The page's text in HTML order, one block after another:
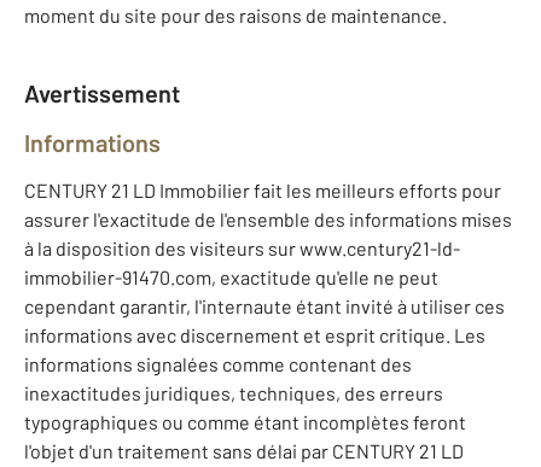
moment du site pour des raisons de maintenance.
Avertissement
Informations
CENTURY 21 LD Immobilier fait les meilleurs efforts pour
assurer l'exactitude de l'ensemble des informations mises
à la disposition des visiteurs sur www.century21-ld-
immobilier-91470.com, exactitude qu'elle ne peut
cependant garantir, l'internaute étant invité à utiliser ces
informations avec discernement et esprit critique. Les
informations signalées comme contenant des
inexactitudes juridiques, techniques, des erreurs
typographiques ou comme étant incomplètes feront
l'objet d'un traitement sans délai par CENTURY 21 LD